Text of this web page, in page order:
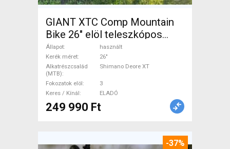
GIANT XTC Comp Mountain
Bike 26" elöl teleszkópos
Shimano Deore XT használt
ELADÓ
Állapot
használt
Kerék méret
26"
Alkatrészcsalád
(MTB)
Shimano Deore XT
Fokozatok elöl
3
Keres / Kínál
ELADÓ
249 990 Ft
-37%